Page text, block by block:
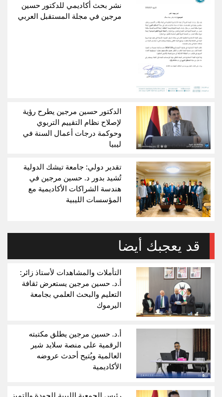
نشر بحث أكاديمي للدكتور حسين
مرجين في مجلة المستقبل العربي
الدكتور حسين مرجين يطرح رؤية
لإصلاح نظام التقييم التربوي
وحوكمة درجات أعمال السنة في
ليبيا
تقدير دولي: جامعة تيشك الدولية
تُشيد بدور د. حسين مرجين في
هندسة الشراكات الأكاديمية مع
المؤسسات الليبية
قد يعجبك أيضا
التأملات والمشاهدات لأستاذ زائر:
أ.د. حسين مرجين يستعرض ثقافة
التعليم والبحث العلمي بجامعة
اليرموك
أ.د. حسين مرجين يطلق مكتبته
الرقمية على منصة سلايد شير
العالمية ويُتيح أحدث عروضه
الأكاديمية